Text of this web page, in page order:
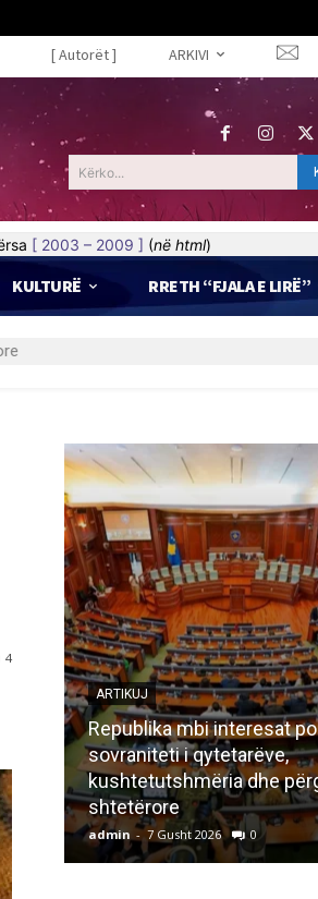
[ Autorët ] ARKIVI
Kërko...
[ 2003 – 2009 ] (në html)
KULTURË RRETH “FJALA E LIRË”
4
ARTIKUJ
Republika mbi interesat
sovraniteti i qytetarëve,
kushtetutshmëria dhe
shtetërore
admin - 7 Gusht 2026 0